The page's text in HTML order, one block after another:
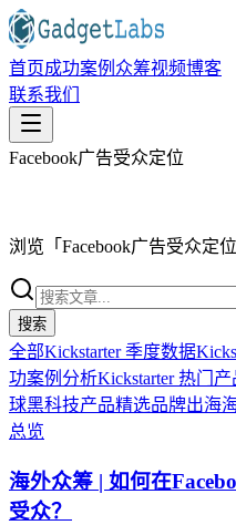
首页成功案例 众筹视频博客
联系我们
Facebook广告受众定位
浏览「 Facebook广告受众定位
搜索
全部Kickstarter 季度数据
功案例分析Kickstarter 热门
球黑科技产品精选品牌出海
总览
海外众筹 | 如何在
受众？